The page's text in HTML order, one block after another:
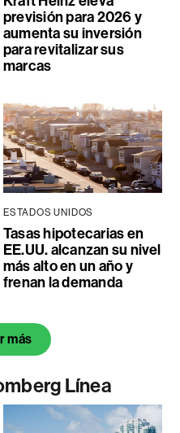
previsión para 2026 y
aumenta su inversión
para revitalizar sus
marcas
ESTADOS UNIDOS
Tasas hipotecarias en
EE.UU. alcanzan su nivel
más alto en un año y
frenan la demanda
más
Línea